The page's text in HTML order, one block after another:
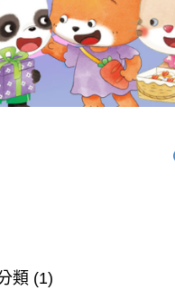
類 (1)